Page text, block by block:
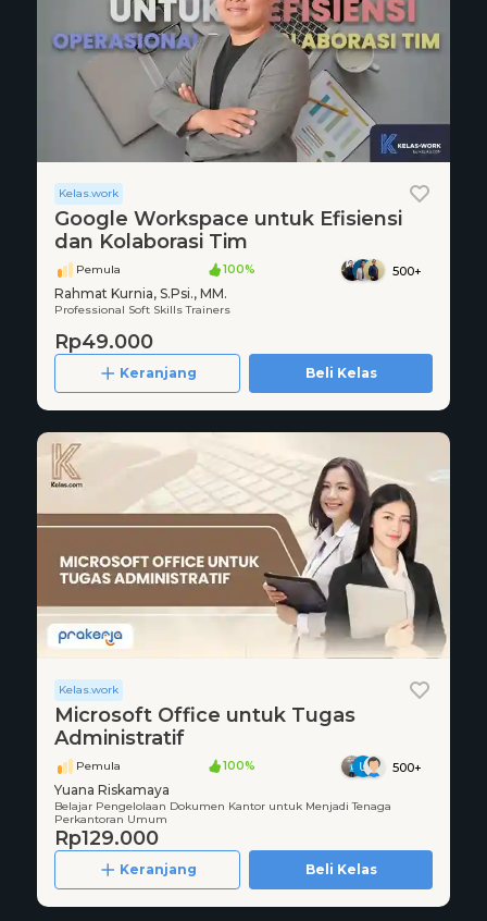
Kelas.work
Google Workspace untuk Efisiensi
dan Kolaborasi Tim
Pemula 100% 500+
Rahmat Kurnia, S.Psi., MM.
Professional Soft Skills Trainers
Rp49.000
Keranjang Beli Kelas
Kelas.work
Microsoft Office untuk Tugas
Administratif
Pemula 100% 500+
Yuana Riskamaya
Belajar Pengelolaan Dokumen Kantor untuk Menjadi Tenaga
Perkantoran Umum
Rp129.000
Keranjang Beli Kelas